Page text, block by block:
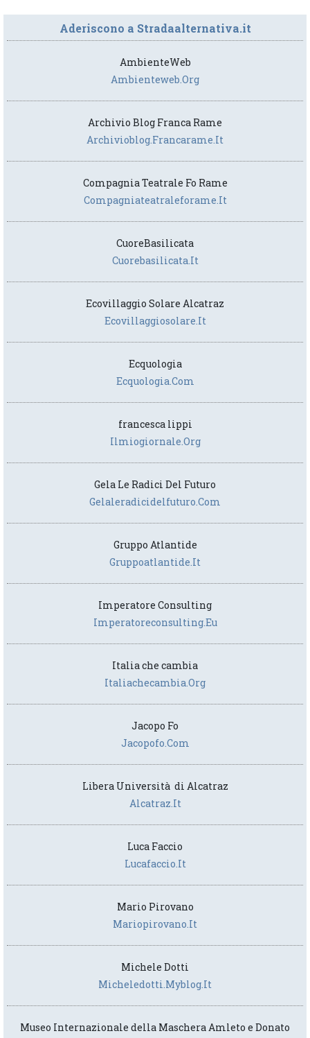
Aderiscono a Stradaalternativa.it
AmbienteWeb
Ambienteweb.org
Archivio Blog Franca Rame
Archivioblog.francarame.it
Compagnia Teatrale Fo Rame
Compagniateatraleforame.it
CuoreBasilicata
Cuorebasilicata.it
Ecovillaggio Solare Alcatraz
Ecovillaggiosolare.it
Ecquologia
Ecquologia.com
francesca lippi
Ilmiogiornale.org
Gela Le Radici Del Futuro
Gelaleradicidelfuturo.com
Gruppo Atlantide
Gruppoatlantide.it
Imperatore Consulting
Imperatoreconsulting.eu
Italia che cambia
Italiachecambia.org
Jacopo Fo
Jacopofo.com
Libera Università di Alcatraz
Alcatraz.it
Luca Faccio
Lucafaccio.it
Mario Pirovano
Mariopirovano.it
Michele Dotti
Micheledotti.myblog.it
Museo Internazionale della Maschera Amleto e Donato